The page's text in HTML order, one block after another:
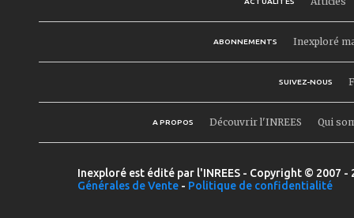
ABONNEMENTS Inexploré
SUIVEZ-NOUS
A PROPOS Découvrir l'INREES Qui
Inexploré est édité par l'INREES - Copyright © 2007
Générales de Vente - Politique de confidentialité